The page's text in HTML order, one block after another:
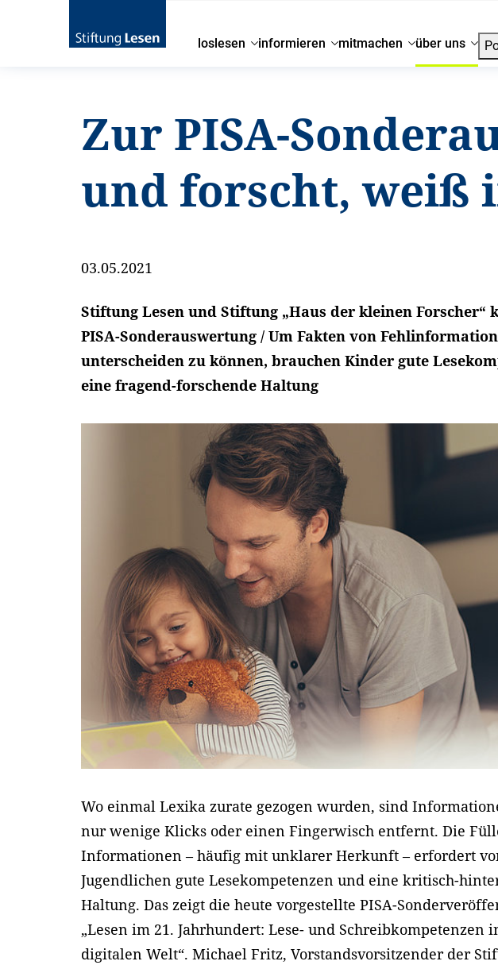
loslesen informieren mitmachen über uns
Zur PISA-
und forscht, weiß
03.05.2021
Stiftung Lesen und Stiftung „Haus der kleinen Forscher“
PISA-Sonderauswertung / Um Fakten von
unterscheiden zu können, brauchen Kinder gute
eine fragend-forschende Haltung
Wo einmal Lexika zurate gezogen wurden, sind
nur wenige Klicks oder einen Fingerwisch entfernt. Die
Informationen – häufig mit unklarer Herkunft – erfordert
Jugendlichen gute Lesekompetenzen und eine kritisch-
Haltung. Das zeigt die heute vorgestellte PISA-
„Lesen im 21. Jahrhundert: Lese- und Schreibkompetenzen
digitalen Welt“. Michael Fritz, Vorstandsvorsitzender der